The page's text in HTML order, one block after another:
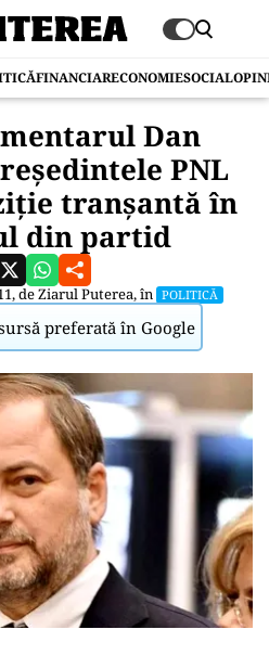
FINANCIARECONOMIESOCIAL
Dan
PNL
tranșantă în
din partid
deZiarul Puterea, în POLITICĂ
preferată în Google